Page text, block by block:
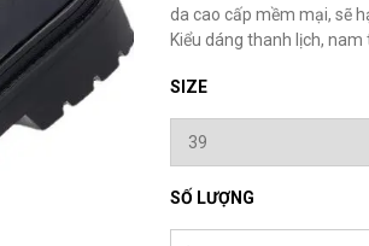
da cao cấp mềm mại, sẽ
Kiểu dáng thanh lịch, nam
SIZE
SỐ LƯỢNG